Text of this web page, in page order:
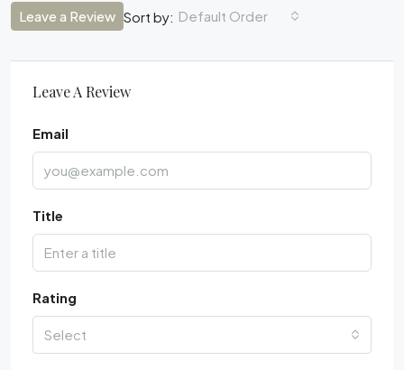
Sort by: Default Order
Leave a Review
Leave A Review
Email
Title
Rating
Select